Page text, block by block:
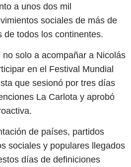
a unos dos mil
sociales de más de
de todos los continentes.
solo a acompañar a Nicolás
en el Festival Mundial
que sesionó por tres días
La Carlota y aprobó
de países, partidos
sociales y populares llegados
días de definiciones